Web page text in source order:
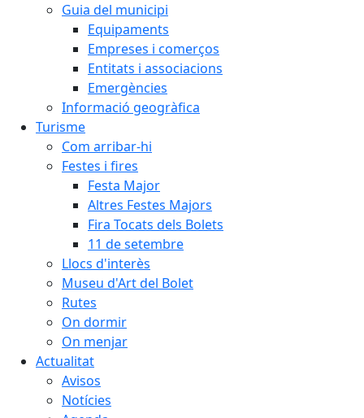
Guia del municipi
Equipaments
Empreses i comerços
Entitats i associacions
Emergències
Informació geogràfica
Turisme
Com arribar-hi
Festes i fires
Festa Major
Altres Festes Majors
Fira Tocats dels Bolets
11 de setembre
Llocs d'interès
Museu d'Art del Bolet
Rutes
On dormir
On menjar
Actualitat
Avisos
Notícies